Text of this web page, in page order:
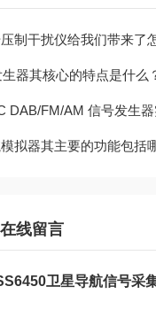
制干扰仪给我们带来了
器其核心的特点是什么
FM/AM 信号发生器实力厂家推荐：深
拟器其主要的功能包括
在线留言
卫星导航信号采